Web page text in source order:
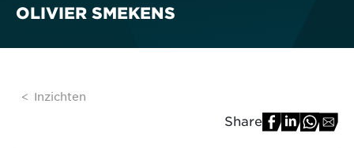
OLIVIER SMEKENS
Inzichten
Share